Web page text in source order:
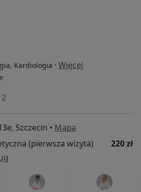
Kardiologia · Więcej
Szczecin • Mapa
(pierwsza wizyta)
220 zł